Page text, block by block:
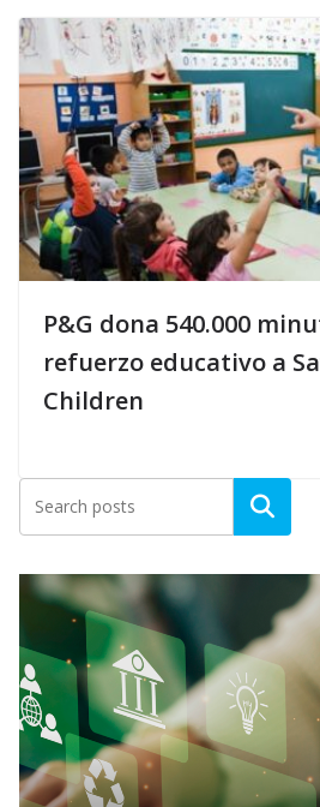
P&G dona 540.000
refuerzo educativo a
Children